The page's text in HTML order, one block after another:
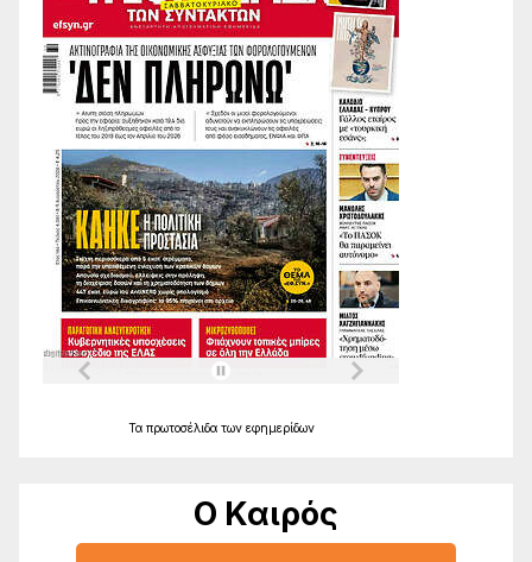
Τα πρωτοσέλιδα των εφημερίδων
Ο Καιρός